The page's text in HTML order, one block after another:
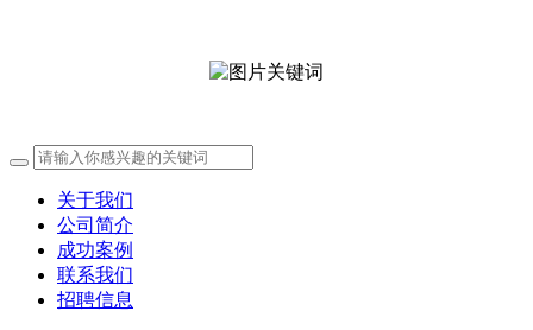
关于我们
公司简介
成功案例
联系我们
招聘信息